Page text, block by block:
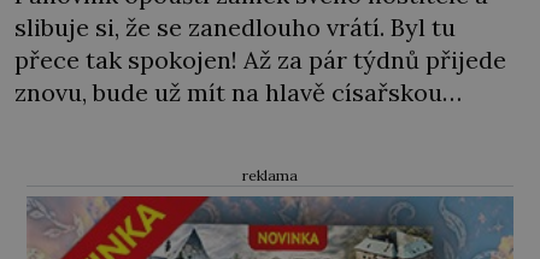
slibuje si, že se zanedlouho vrátí. Byl tu
přece tak spokojen! Až za pár týdnů přijede
znovu, bude už mít na hlavě císařskou
ostatně jméno pochází z italského výrazu
colle alto neboli vysoký kopec, popisující
reklama